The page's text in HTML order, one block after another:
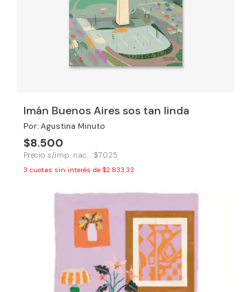
Imán Buenos Aires sos tan linda
Por: Agustina Minuto
$8.500
Precio s/imp. nac. : $7.025
3 cuotas sin interés de $2.833,33